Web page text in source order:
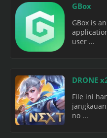
GBox
GBox is
user ...
DRONE
File ini
no ...